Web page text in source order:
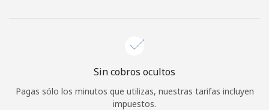
Sin cobros ocultos
Pagas sólo los minutos que utilizas, nuestras tarifas incluyen
impuestos.